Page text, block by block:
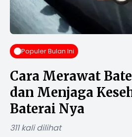
Populer Bulan Ini
Cara Merawat
dan Menjaga
Baterai Nya
311 kali dilihat